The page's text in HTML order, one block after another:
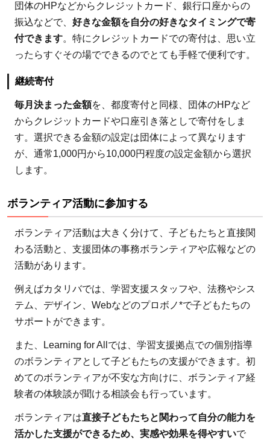
る？
8.5.1
関連記
9
教育
支援
は団
体へ
の寄
あな
たに
も簡
単に
でき
団体のHPなどからクレジットカード、銀行口座からの
振込などで、 好きな金額を自分の好きなタイミングで寄
付できます。特にクレジットカードでの寄付は、思い立
ったらすぐその場でできるのでとても手軽で便利です。
継続寄付
毎月決まった金額を、都度寄付と同様、団体のHPなど
からクレジットカードや口座引き落としで寄付をしま
す。選択できる金額の設定は団体によって異なります
が、通常1,000円から10,000円程度の設定金額から選択
します。
ボランティア活動に参加する
ボランティア活動は大きく分けて、子どもたちと直接関
わる活動と、支援団体の事務ボランティアや広報などの
活動があります。
例えばカタリバでは、学習支援スタッフや、法務やシス
テム、デザイン、Webなどのプロボノ*で子どもたちの
サポートができます。
また、Learning for Allでは、学習支援拠点での個別指導
のボランティアとして子どもたちの支援ができます。初
めてのボランティアが不安な方向けに、ボランティア経
験者の体験談が聞ける相談会も行っています。
ボランティアは直接子どもたちと関わって自分の能力を
活かした支援ができるため、実感や効果を得やすいで